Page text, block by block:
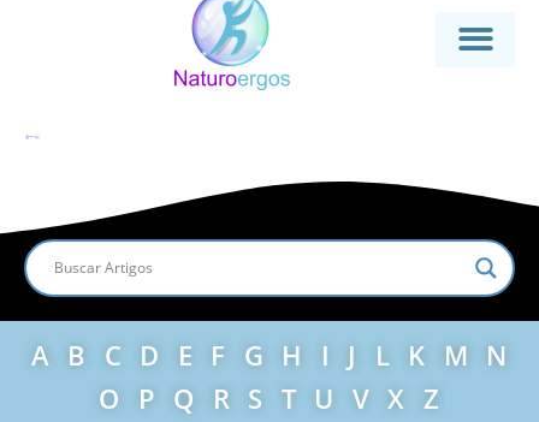
A B C D E F G H I J L K M N
O
P Q R S T U V X Z